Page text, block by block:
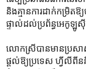
និងគ្មានការ​ដាក់​កម្រិត​
ផ្ទាល់​ដល់​ប្រព័ន្ធអេកូឡូស៊ី
លោកស្រី​បាន​មានប្រសាស
ផ្តល់​ឱ្យ​ប្រទេស ហ្វីលីពីន​